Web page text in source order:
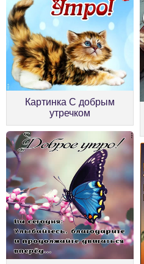
Картинка С добрым
утречком